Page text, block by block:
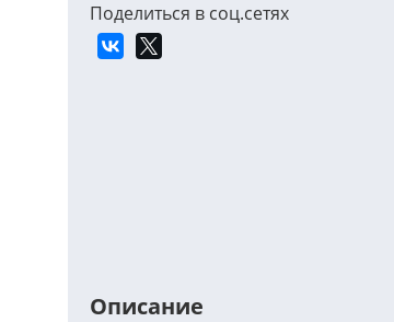
Поделиться в соц.сетях
Описание